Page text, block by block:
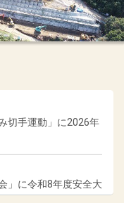
切手運動」に2026年
」に令和8年度安全大